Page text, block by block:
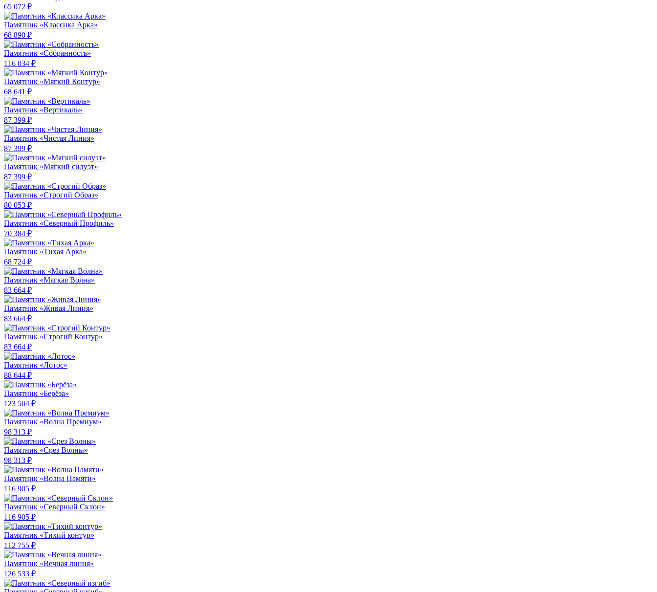
65 072 ₽
Памятник «Классика Арка»
68 890 ₽
Памятник «Собранность»
116 034 ₽
Памятник «Мягкий Контур»
68 641 ₽
Памятник «Вертикаль»
87 399 ₽
Памятник «Чистая Линия»
87 399 ₽
Памятник «Мягкий силуэт»
87 399 ₽
Памятник «Строгий Образ»
80 053 ₽
Памятник «Северный Профиль»
70 384 ₽
Памятник «Тихая Арка»
68 724 ₽
Памятник «Мягкая Волна»
83 664 ₽
Памятник «Живая Линия»
83 664 ₽
Памятник «Строгий Контур»
83 664 ₽
Памятник «Лотос»
88 644 ₽
Памятник «Берёза»
123 504 ₽
Памятник «Волна Премиум»
98 313 ₽
Памятник «Срез Волны»
98 313 ₽
Памятник «Волна Памяти»
116 905 ₽
Памятник «Северный Склон»
116 905 ₽
Памятник «Тихий контур»
112 755 ₽
Памятник «Вечная линия»
126 533 ₽